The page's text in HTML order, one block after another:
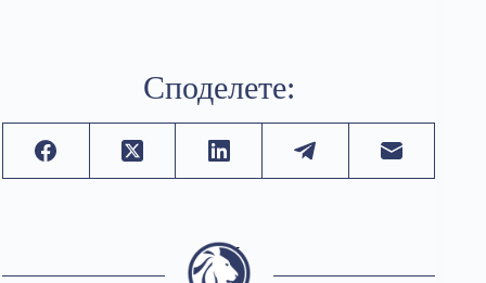
Споделете: